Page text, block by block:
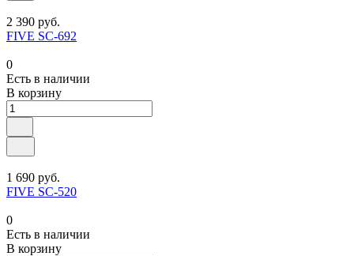
2 390 руб.
FIVE SC-692
0
Есть в наличии
В корзину
1 690 руб.
FIVE SC-520
0
Есть в наличии
В корзину